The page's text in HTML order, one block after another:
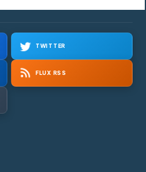
TWITTER
FLUX RSS